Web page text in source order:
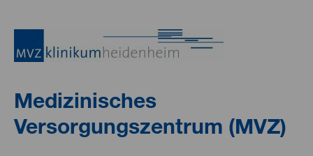
Medizinisches
Versorgungszentrum (MVZ)